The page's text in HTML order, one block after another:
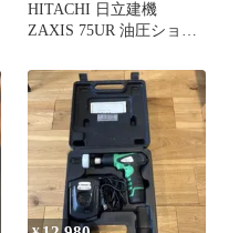
HITACHI 日立建機
ZAXIS 75UR 油圧ショベ